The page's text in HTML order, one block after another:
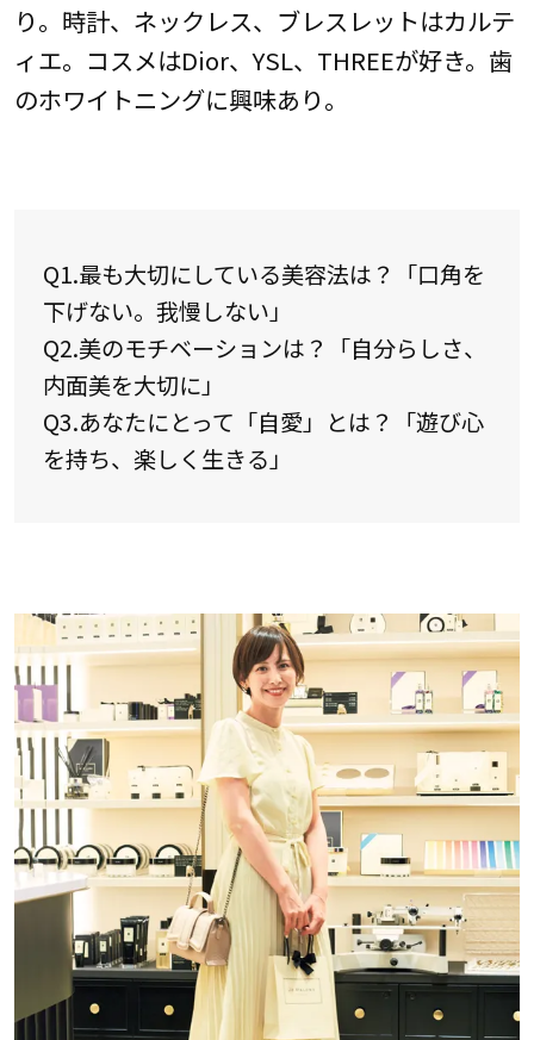
り。時計、ネックレス、ブレスレットはカルテ
ィエ。コスメはDior、YSL、THREEが好き。歯
のホワイトニングに興味あり。
Q1.最も大切にしている美容法は？「口角を
下げない。我慢しない」
Q2.美のモチベーションは？「自分らしさ、
内面美を大切に」
Q3.あなたにとって「自愛」とは？「遊び心
を持ち、楽しく生きる」